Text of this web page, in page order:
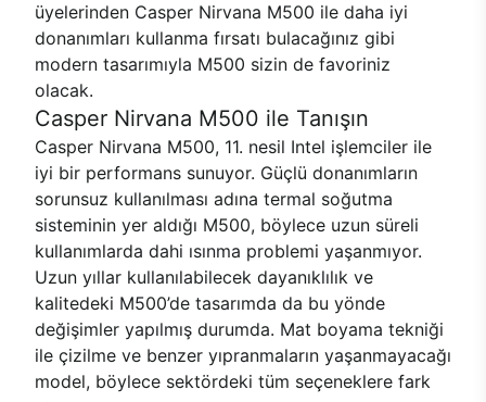
üyelerinden Casper Nirvana M500 ile daha iyi
donanımları kullanma fırsatı bulacağınız gibi
modern tasarımıyla M500 sizin de favoriniz
olacak.
Casper Nirvana M500 ile Tanışın
Casper Nirvana M500, 11. nesil Intel işlemciler ile
iyi bir performans sunuyor. Güçlü donanımların
sorunsuz kullanılması adına termal soğutma
sisteminin yer aldığı M500, böylece uzun süreli
kullanımlarda dahi ısınma problemi yaşanmıyor.
Uzun yıllar kullanılabilecek dayanıklılık ve
kalitedeki M500’de tasarımda da bu yönde
değişimler yapılmış durumda. Mat boyama tekniği
ile çizilme ve benzer yıpranmaların yaşanmayacağı
model, böylece sektördeki tüm seçeneklere fark